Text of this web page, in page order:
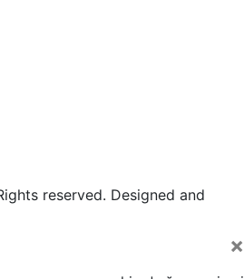
reserved. Designed and
×